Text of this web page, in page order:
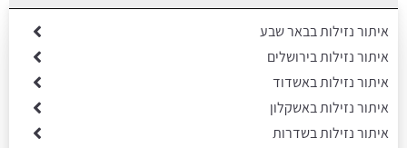
איתור נזילות בבאר שבע
איתור נזילות בירושלים
איתור נזילות באשדוד
איתור נזילות באשקלון
איתור נזילות בשדרות